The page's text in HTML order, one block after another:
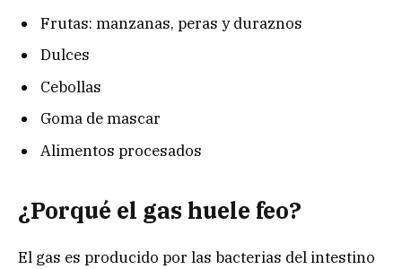
Frutas: manzanas, peras y duraznos
Dulces
Cebollas
Goma de mascar
Alimentos procesados
¿Porqué el gas huele feo?
El gas es producido por las bacterias del intestino